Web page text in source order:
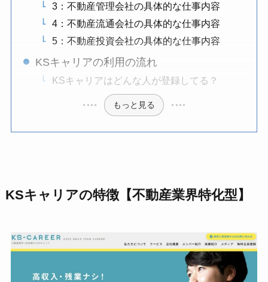
3：不動産管理会社の具体的な仕事内容
4：不動産流通会社の具体的な仕事内容
5：不動産投資会社の具体的な仕事内容
KSキャリアの利用の流れ
KSキャリアはどんな人が登録してる？
もっと見る
KSキャリアの特徴【不動産業界特化型】